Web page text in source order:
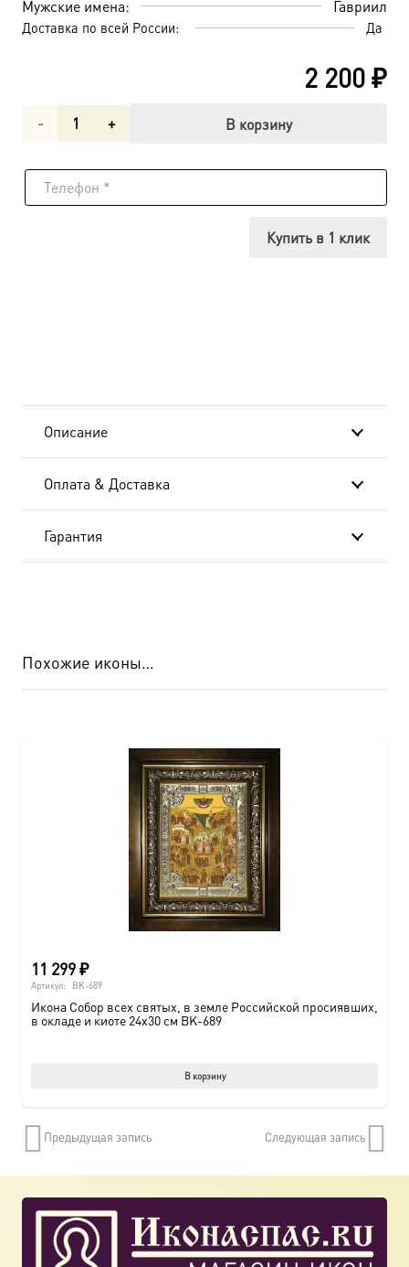
Мужские имена: Гавриил
Доставка по всей России: Да
2 200₽
Количество
Гавриил
В корзину
Купить в 1 клик
Описание
Оплата & Доставка
Гарантия
Похожие иконы…
11 299₽
Артикул: BK-689
Икона Собор всех святых, в земле Российской просиявших,
в окладе и киоте 24х30 см BK-689
В корзину
Предыдущая запись Следующая запись